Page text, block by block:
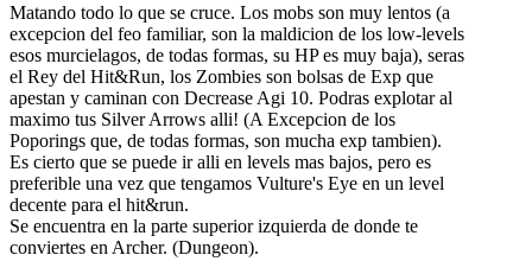
Matando todo lo que se cruce. Los mobs son muy lentos (a
excepcion del feo familiar, son la maldicion de los low-levels
esos murcielagos, de todas formas, su HP es muy baja), seras
el Rey del Hit&Run, los Zombies son bolsas de Exp que
apestan y caminan con Decrease Agi 10. Podras explotar al
maximo tus Silver Arrows alli! (A Excepcion de los
Poporings que, de todas formas, son mucha exp tambien).
Es cierto que se puede ir alli en levels mas bajos, pero es
preferible una vez que tengamos Vulture's Eye en un level
decente para el hit&run.
Se encuentra en la parte superior izquierda de donde te
conviertes en Archer. (Dungeon).